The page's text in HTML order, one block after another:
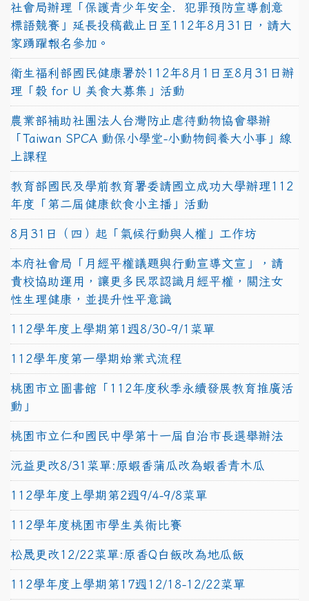
社會局辦理「保護青少年安全．犯罪預防宣導創意
標語競賽」延長投稿截止日至112年8月31日，請大
家踴躍報名參加。
衛生福利部國民健康署於112年8月1日至8月31日辦
理「穀 for U 美食大募集」活動
農業部補助社團法人台灣防止虐待動物協會舉辦
「Taiwan SPCA 動保小學堂-小動物飼養大小事」線
上課程
教育部國民及學前教育署委請國立成功大學辦理112
年度「第二屆健康飲食小主播」活動
8月31日（四）起「氣候行動與人權」工作坊
本府社會局「月經平權議題與行動宣導文宣」，請
貴校協助運用，讓更多民眾認識月經平權，關注女
性生理健康，並提升性平意識
112學年度上學期第1週8/30-9/1菜單
112學年度第一學期始業式流程
桃園市立圖書館「112年度秋季永續發展教育推廣活
動」
桃園市立仁和國民中學第十一屆自治市長選舉辦法
沅益更改8/31菜單:原蝦香蒲瓜改為蝦香青木瓜
112學年度上學期第2週9/4-9/8菜單
112學年度桃園市學生美術比賽
松晟更改12/22菜單:原香Q白飯改為地瓜飯
112學年度上學期第17週12/18-12/22菜單